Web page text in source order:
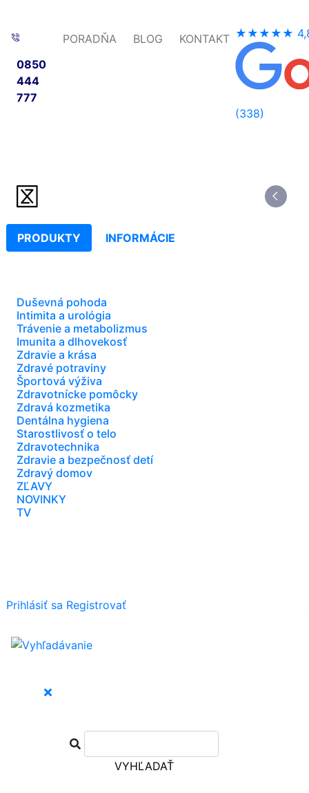
0850
444
777
PORADŇA BLOG KONTAKT ★★★★★
(338)
PRODUKTY INFORMÁCIE
Duševná pohoda
Intimita a urológia
Trávenie a metabolizmus
Imunita a dlhovekosť
Zdravie a krása
Zdravé potraviny
Športová výživa
Zdravotnícke pomôcky
Zdravá kozmetika
Dentálna hygiena
Starostlivosť o telo
Zdravotechnika
Zdravie a bezpečnosť detí
Zdravý domov
ZĽAVY
NOVINKY
TV
Prihlásiť sa Registrovať
VYHĽADAŤ